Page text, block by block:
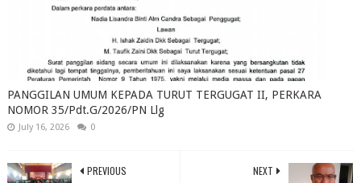
PANGGILAN UMUM KEPADA TURUT TERGUGAT II, PERKARA
NOMOR 35/Pdt.G/2026/PN Llg
July 16, 2026 0
NEXT
PREVIOUS